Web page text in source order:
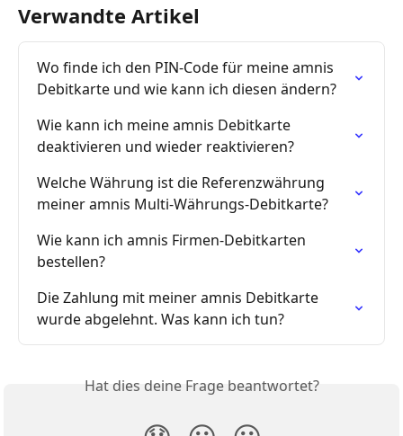
Verwandte Artikel
Wo finde ich den PIN-Code für meine amnis
Debitkarte und wie kann ich diesen ändern?
Wie kann ich meine amnis Debitkarte
deaktivieren und wieder reaktivieren?
Welche Währung ist die Referenzwährung
meiner amnis Multi-Währungs-Debitkarte?
Wie kann ich amnis Firmen-Debitkarten
bestellen?
Die Zahlung mit meiner amnis Debitkarte
wurde abgelehnt. Was kann ich tun?
Hat dies deine Frage beantwortet?